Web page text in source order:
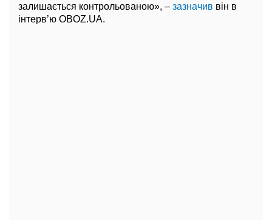
залишається контрольованою», – зазначив він в
інтерв’ю OBOZ.UA.